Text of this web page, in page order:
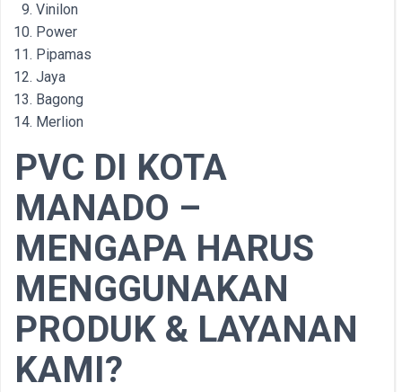
Vinilon
Power
Pipamas
Jaya
Bagong
Merlion
PVC DI KOTA
MANADO –
MENGAPA HARUS
MENGGUNAKAN
PRODUK & LAYANAN
KAMI?